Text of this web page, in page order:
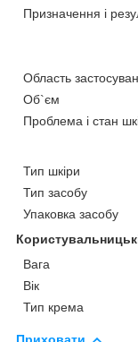
Призначення і
Область
Об`єм
Проблема і стан
Тип шкіри
Тип засобу
Упаковка засобу
Вага
Вік
Тип крема
Приховати